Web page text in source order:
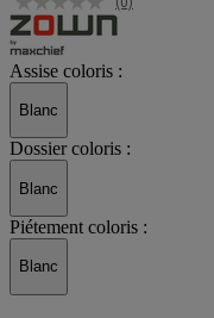
(0)
Assise coloris :
Dossier coloris :
Piétement coloris :